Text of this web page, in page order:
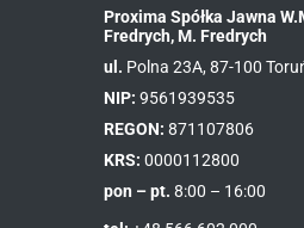
Proxima Spółka Jawna
Fredrych, M. Fredrych
ul. Polna 23A, 87-100
NIP: 9561939535
REGON: 871107806
KRS: 0000112800
pon – pt. 8:00 – 16:00